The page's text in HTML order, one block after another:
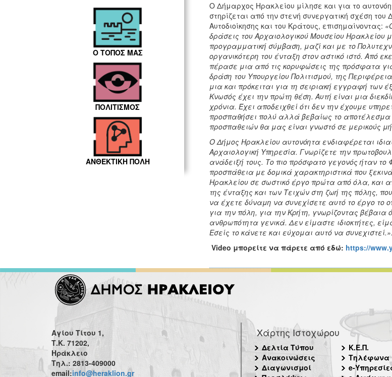
Ο ΤΟΠΟΣ ΜΑΣ
ΠΟΛΙΤΙΣΜΟΣ
ΑΝΘΕΚΤΙΚΗ ΠΟΛΗ
Ο Δήμαρχος Ηρακλείου μίλησε και για το
στηρίζεται από την στενή συνεργατική σχέση
Αυτοδιοίκησης και του Κράτους, επισημαίνοντας:
δράσεις του Αρχαιολογικού Μουσείου
προγραμματική σύμβαση, μαζί και με το
οργανικότερη του ένταξη στον αστικό ιστό. Από
πέρασε μια από τις κορυφώσεις της πρόσφατα
δράση του Υπουργείου Πολιτισμού, της
μια και πρόκειται για τη σειριακή εγγραφή των
Κνωσός έχει την πρώτη θέση. Αυτή είναι μια
χρόνια. Έχει αποδειχθεί ότι δεν την έχουμε
προσπαθήσει πολύ αλλά βεβαίως το
προσπαθειών θα μας είναι γνωστό σε μερικούς
Ο Δήμος Ηρακλείου αυτονόητα ενδιαφέρεται
Αρχαιολογική Υπηρεσία. Γνωρίζετε την
ανάδειξή τους. Το πιο πρόσφατο γεγονός ήταν
προσπάθεια με δομικά χαρακτηριστικά που
Ηρακλείου σε σωστικό έργο πρώτα από όλα, και
της ένταξης και των Τειχών στη ζωή της πόλης,
να έχετε δύναμη να συνεχίσετε αυτό το έργο το
για την πόλη, για την Κρήτη, γνωρίζοντας
ανθρωπότητα γενικά. Δεν είμαστε ιδιοκτήτες,
Εσείς το κάνετε και εύχομαι αυτό να συνεχιστεί.».
Video μπορείτε να πάρετε από εδώ: https://
Αγίου Τίτου 1,
Τ.Κ. 71202,
Ηράκλειο
Τηλ.: 2813-409000
email:info@heraklion.gr
Χάρτης Ιστοχώρου
Δελτία Τύπου
Ανακοινώσεις
Διαγωνισμοί
Κ.Ε.Π.
Τηλέφωνα
e-